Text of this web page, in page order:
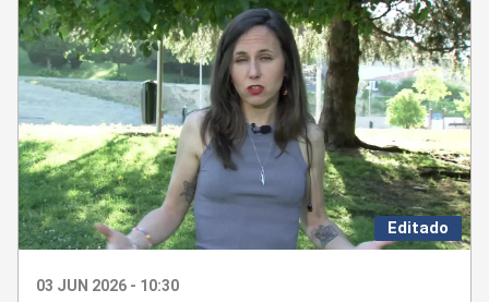
Editado
03 JUN 2026 - 10:30